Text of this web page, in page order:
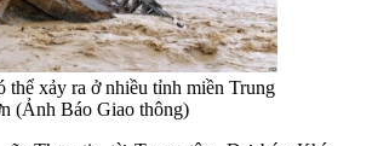
thể xảy ra ở nhiều tỉnh miền Trung
(Ảnh Báo Giao thông)